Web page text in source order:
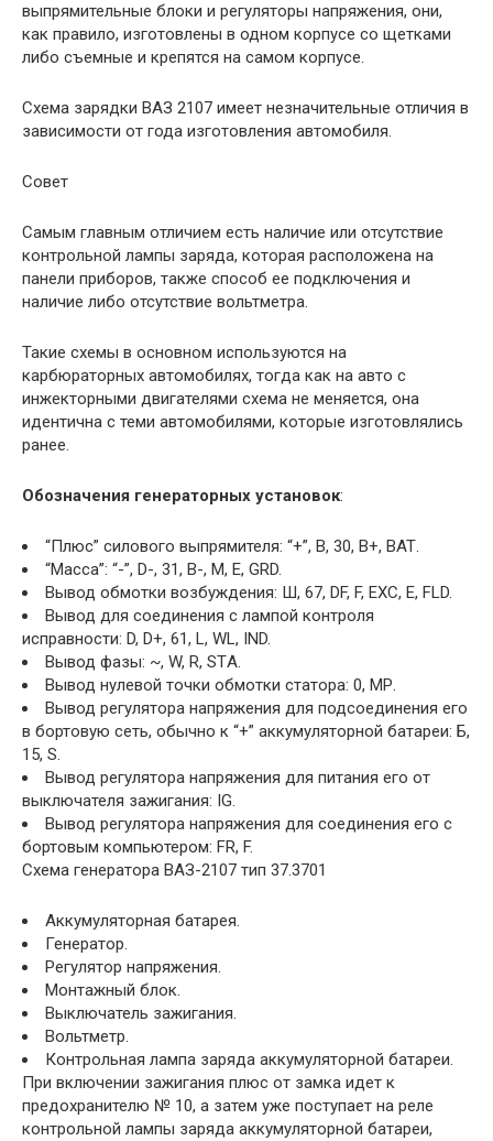
выпрямительные блоки и регуляторы напряжения, они,
как правило, изготовлены в одном корпусе со щетками
либо съемные и крепятся на самом корпусе.
Схема зарядки ВАЗ 2107 имеет незначительные отличия в
зависимости от года изготовления автомобиля.
Совет
Самым главным отличием есть наличие или отсутствие
контрольной лампы заряда, которая расположена на
панели приборов, также способ ее подключения и
наличие либо отсутствие вольтметра.
Такие схемы в основном используются на
карбюраторных автомобилях, тогда как на авто с
инжекторными двигателями схема не меняется, она
идентична с теми автомобилями, которые изготовлялись
ранее.
Обозначения генераторных установок:
“Плюс” силового выпрямителя: “+”, В, 30, В+, ВАТ.
“Масса”: “-”, D-, 31, B-, M, E, GRD.
Вывод обмотки возбуждения: Ш, 67, DF, F, EXC, E, FLD.
Вывод для соединения с лампой контроля
исправности: D, D+, 61, L, WL, IND.
Вывод фазы: ~, W, R, STА.
Вывод нулевой точки обмотки статора: 0, МР.
Вывод регулятора напряжения для подсоединения его
в бортовую сеть, обычно к “+” аккумуляторной батареи: Б,
15, S.
Вывод регулятора напряжения для питания его от
выключателя зажигания: IG.
Вывод регулятора напряжения для соединения его с
бортовым компьютером: FR, F.
Схема генератора ВАЗ-2107 тип 37.3701
Аккумуляторная батарея.
Генератор.
Регулятор напряжения.
Монтажный блок.
Выключатель зажигания.
Вольтметр.
Контрольная лампа заряда аккумуляторной батареи.
При включении зажигания плюс от замка идет к
предохранителю № 10, а затем уже поступает на реле
контрольной лампы заряда аккумуляторной батареи,